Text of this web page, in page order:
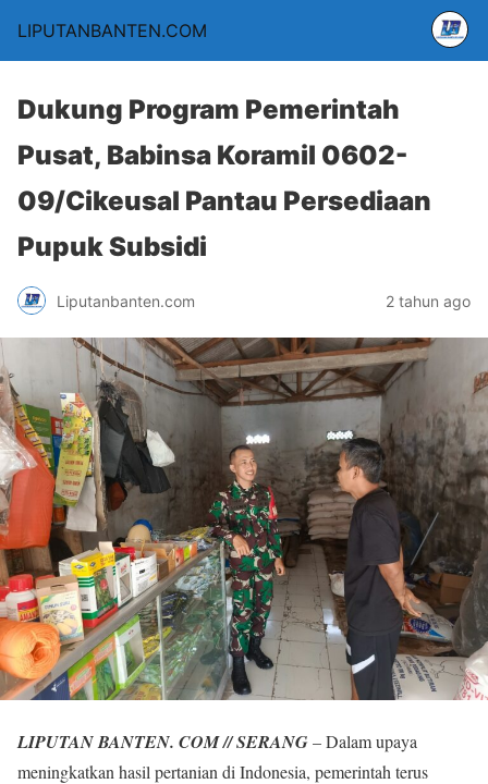
LIPUTANBANTEN.COM
Dukung Program Pemerintah
Pusat, Babinsa Koramil 0602-
09/Cikeusal Pantau Persediaan
Pupuk Subsidi
Liputanbanten.com 2 tahun ago
LIPUTAN BANTEN. COM // SERANG– Dalam upaya
meningkatkan hasil pertanian di Indonesia, pemerintah terus